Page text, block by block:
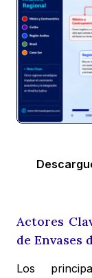
Actores
de Envases
Los